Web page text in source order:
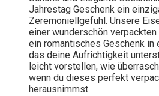
Jahrestag Geschenk ein
Zeremoniellgefühl. Unsere
einer wunderschön
ein romantisches Geschenk in
das deine Aufrichtigkeit
leicht vorstellen, wie
wenn du dieses perfekt
herausnimmst